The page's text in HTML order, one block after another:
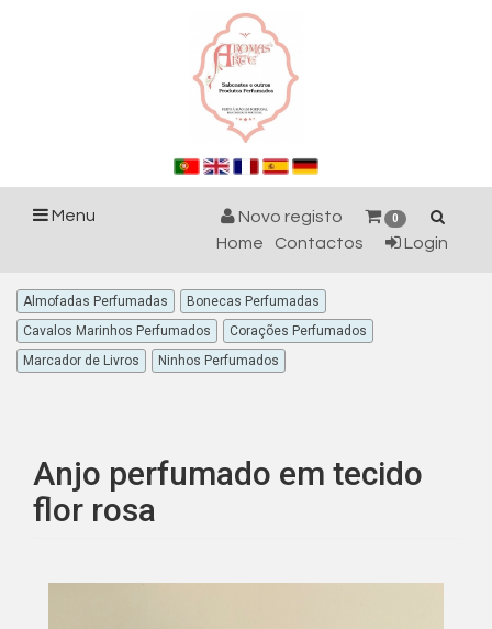
Menu 0
Novo registo
Login
Contactos
Home
Almofadas Perfumadas
Bonecas Perfumadas
Cavalos Marinhos Perfumados
Corações Perfumados
Marcador de Livros
Ninhos Perfumados
Anjo perfumado em tecido
flor rosa